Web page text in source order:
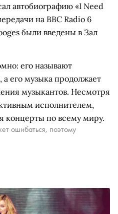
автобиографию «I Need
на BBC Radio 6
были введены в Зал
его называют
его музыка продолжает
музыкантов. Несмотря
исполнителем,
концерты по всему миру.
ошибаться, поэтому